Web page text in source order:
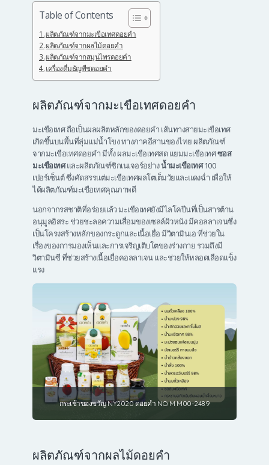
Table of Contents
ผลิตภัณฑ์จากมะเขือเทศดอยคำ
ผลิตภัณฑ์จากผลไม้ดอยคำ
ผลิตภัณฑ์จากสมุนไพรดอยคำ
เครื่องดื่มธัญพืชดอยคำ
ผลิตภัณฑ์จากมะเขือเทศดอยคำ
มะเขือเทศ ถือเป็นผลผลิตหลักของดอยคำ เส้นทางสายมะเขือเทศ
เกิดขึ้นบนพื้นที่ลุ่มแม่น้ำโขง ทางภาคอีสานของไทย ผลิตภัณฑ์
จากมะเขือเทศดอยคำ มีทั้ง ผลมะเขือเทศสด แยมมะเขือเทศซอส
มะเขือเทศและผลิตภัณฑ์ซิกเนเจอร์อย่างน้ำมะเขือเทศ100
เปอร์เซ็นต์ ซึ่งคัดสรรแต่มะเขือเทศผลโตเต็มวัยและแดงฉ่ำ เพื่อให้
ได้ผลิตภัณฑ์มะเขือเทศคุณภาพดี
นอกจากรสชาติที่อร่อยแล้ว มะเขือเทศยังมีไลโคปีนที่เป็นสารต้าน
อนุมูลอิสระ ช่วยชะลอความเสื่อมของเซลล์ผิวหนัง มีคอลลาเจนซึ่ง
เป็นโครงสร้างหลักของกระดูกและเนื้อเยื่อ มีวิตามินเอ ที่ช่วยใน
เรื่องของการมองเห็นและการเจริญเติบโตของร่างกาย รวมถึงมี
วิตามินซี ที่ช่วยสร้างเนื้อเยื่อคอลลาเจน และช่วยให้หลอดเลือดแข็ง
แรง
กระเช้าของขวัญ NY2020 ดอยคำ NO. M M00-2489
ผลิตภัณฑ์จากผลไม้ดอยคำ